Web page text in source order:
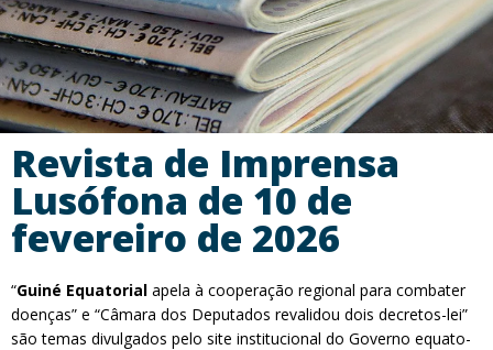
Revista de Imprensa
Lusófona de 10 de
fevereiro de 2026
“Guiné Equatorial apela à cooperação regional para combater
doenças” e “Câmara dos Deputados revalidou dois decretos-lei”
são temas divulgados pelo site institucional do Governo equato-